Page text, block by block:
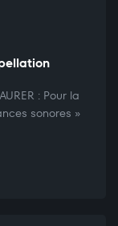
: Pour la
sonores »